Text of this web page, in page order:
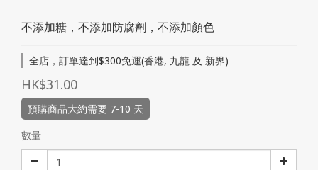
不添加糖，不添加防腐劑，不添加顏色
全店，訂單達到$300免運(香港, 九龍 及 新界)
HK$31.00
預購商品大約需要 7-10 天
數量